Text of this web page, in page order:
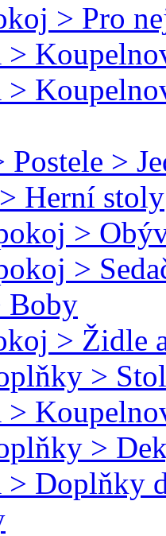
> Pro
Postele >
Herní stoly
>
>
Boby
> Židle
>
>
> Doplňky